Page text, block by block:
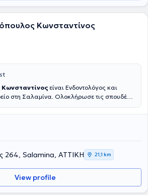
Κωνσταντίνος
είναι Ενδοντολόγος και
στη Σαλαμίνα. Ολοκλήρωσε τις σπουδές
για μια δεκαετία στην Πάτρα απ' όπου
όπου και έλαβε την ειδικότητά του
οποίο Πανεπιστήμιο ιδρύθηκε το 1926 και
στις ΗΠΑ. Επιπλέον έχει παρακολουθήσει
hands on courses. Έχει 25 χρόνια
περιστατικά μεγάλου βαθμού δυσκολίας
και αφαίρεσης σπασμένων εργαλείων
στις ακρορριζεκτομές και αφαίρεση
264, Salamina, ΑΤΤΙΚΗ 21,1 km
View profile